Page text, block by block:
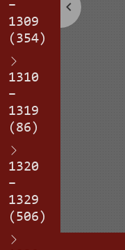
–
1309
(354)
1310
–
1319
(86)
1320
–
1329
(506)